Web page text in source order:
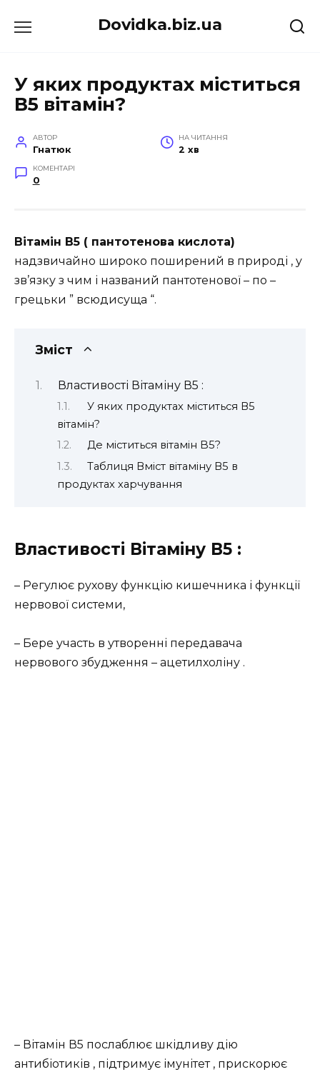
до
Dovidka.biz.ua
У яких продуктах міститься
В5 вітамін?
АВТОР
Гнатюк
НА ЧИТАННЯ
2 хв
КОМЕНТАРІ
0
Вітамін B5 ( пантотенова кислота)
надзвичайно широко поширений в природі , у
зв’язку з чим і названий пантотенової – по –
грецьки ” всюдисуща “.
Зміст
Властивості Вітаміну В5 :
У яких продуктах міститься В5
вітамін?
Де міститься вітамін B5?
Таблиця Вміст вітаміну В5 в
продуктах харчування
Властивості Вітаміну В5 :
– Регулює рухову функцію кишечника і функції
нервової системи,
– Бере участь в утворенні передавача
нервового збудження – ацетилхоліну .
– Вітамін В5 послаблює шкідливу дію
антибіотиків , підтримує імунітет , прискорює